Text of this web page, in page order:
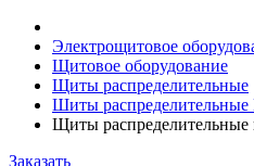
Электрощитовое
Щитовое оборудование
Щиты распределительные
Шиты
Щиты распределительные
Заказать